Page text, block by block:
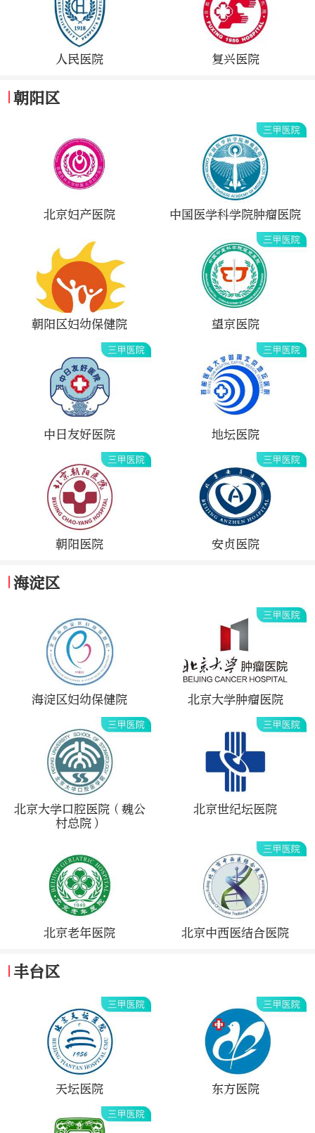
人民医院 复兴医院
朝阳区
北京妇产医院 中国医学科学院肿瘤医院
朝阳区妇幼保健院 望京医院
中日友好医院 地坛医院
朝阳医院 安贞医院
海淀区
海淀区妇幼保健院 北京大学肿瘤医院
北京大学口腔医院（魏公
村总院）
北京世纪坛医院
北京老年医院 北京中西医结合医院
丰台区
天坛医院 东方医院